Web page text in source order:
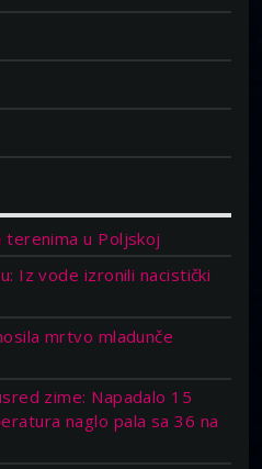
terenima u Poljskoj
Iz vode izronili nacistički
mrtvo mladunče
zime: Napadalo 15
naglo pala sa 36 na